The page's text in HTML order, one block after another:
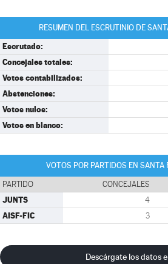
RESUMEN DEL ESCRUTINIO DE
Escrutado:
Concejales totales:
Votos contabilizados:
Abstenciones:
Votos nulos:
Votos en blanco:
VOTOS POR PARTIDOS EN SANTA
PARTIDO CONCEJALES
JUNTS 4
AISF-FIC 3
Descárgate los datos